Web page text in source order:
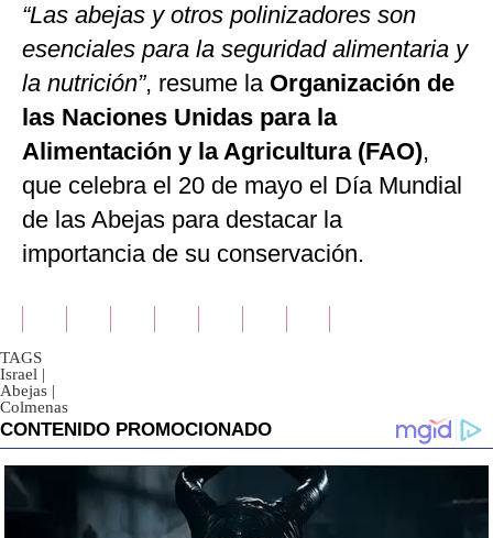
“Las abejas y otros polinizadores son
esenciales para la seguridad alimentaria y
la nutrición”, resume la Organización de
las Naciones Unidas para la
Alimentación y la Agricultura (FAO),
que celebra el 20 de mayo el Día Mundial
de las Abejas para destacar la
importancia de su conservación.
TAGS
Israel |
Abejas |
Colmenas